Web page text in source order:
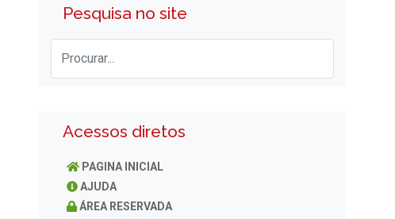
Pesquisa no site
Acessos diretos
PAGINA INICIAL
AJUDA
ÁREA RESERVADA